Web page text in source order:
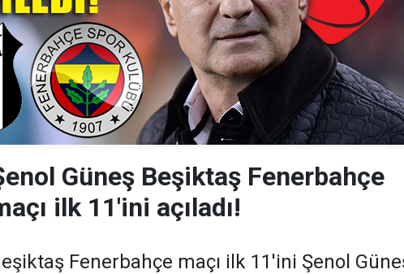
Güneş Beşiktaş Fenerbahçe
ilk 11'ini açıladı!
Fenerbahçe maçı ilk 11'ini Şenol